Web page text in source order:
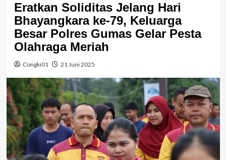
Eratkan Soliditas Jelang Hari
Bhayangkara ke-79, Keluarga
Besar Polres Gumas Gelar Pesta
Olahraga Meriah
Congki01 21 Juni 2025